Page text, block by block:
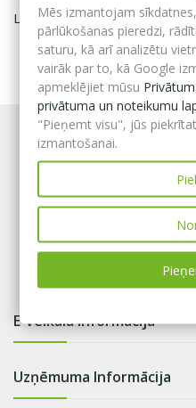
Līmes un apdares materiāli
E-veikala informācija
Uzņēmuma Informācija
Mēs izmantojam
pārlūkošanas pieredzi,
saturu, kā arī analizētu
vairāk par to, kā Google
apmeklējiet mūsu
privātuma un noteikumu
"Pieņemt visu", jūs
izmantošanai.